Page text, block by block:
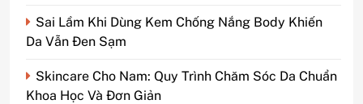
Sai Lầm Khi Dùng Kem Chống Nắng Body Khiến
Da Vẫn Đen Sạm
Skincare Cho Nam: Quy Trình Chăm Sóc Da Chuẩn
Khoa Học Và Đơn Giản